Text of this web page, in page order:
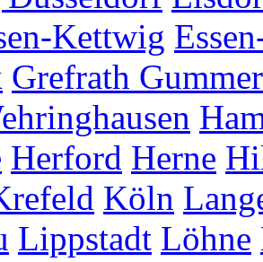
Kettwig
Grefrath
Herford Herne
Köln
Lippstadt Löhne